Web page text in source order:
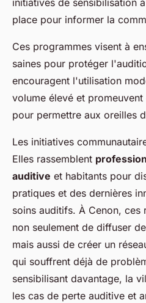
initiatives de sensibilisation
place pour informer la
Ces programmes visent à
saines pour protéger
encouragent l'utilisation
volume élevé et
pour permettre aux oreilles
Les initiatives
Elles rassemblent
auditive et habitants pour
pratiques et des dernières
soins auditifs. À Cenon, ces
non seulement de diffuser
mais aussi de créer un
qui souffrent déjà de
sensibilisant davantage, la
les cas de perte auditive et